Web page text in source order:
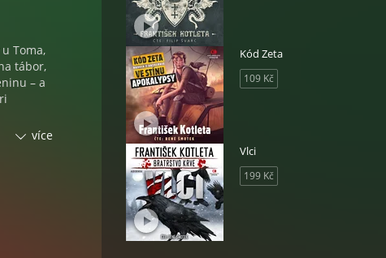
Toma,
tábor,
– a
tak
který
více
Kód Zeta
109 Kč
Vlci
199 Kč